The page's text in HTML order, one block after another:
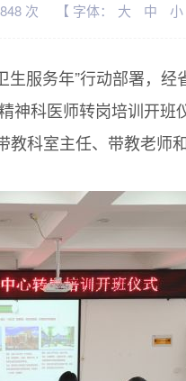
次 【 字体： 大 中 小
服务年”行动部署，
神科医师转岗培训开班
科室主任、带教老师